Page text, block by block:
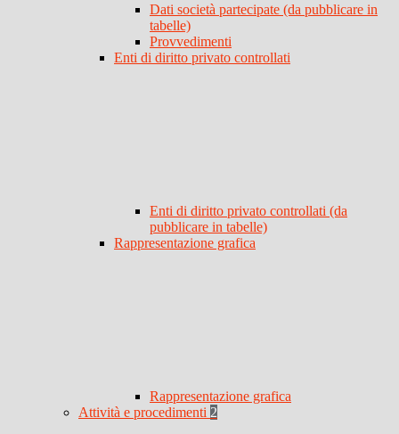
Dati società partecipate (da pubblicare in
tabelle)
Provvedimenti
Enti di diritto privato controllati
Enti di diritto privato controllati (da
pubblicare in tabelle)
Rappresentazione grafica
Rappresentazione grafica
Attività e procedimenti 2